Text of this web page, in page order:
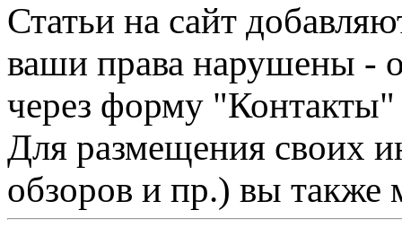
Статьи на сайт
ваши права нарушены -
через форму "Контакты"
Для размещения своих
обзоров и пр.) вы также